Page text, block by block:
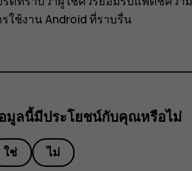
ใช้งาน Android ที่ราบรื่น
มูลนี้มีประโยชน์กับคุณหรือไม่
ใช่ ไม่